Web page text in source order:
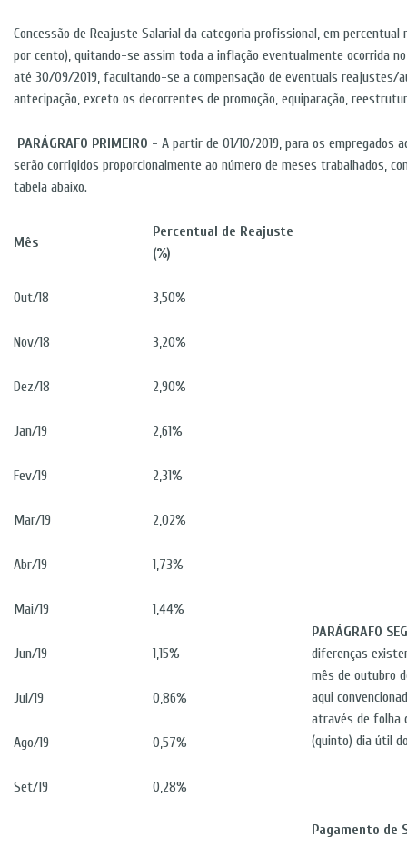
Concessão de Reajuste Salarial da categoria profissional, em
por cento), quitando-se assim toda a inflação eventualmente ocorrida
até 30/09/2019, facultando-se a compensação de eventuais reajustes/
antecipação, exceto os decorrentes de promoção, equiparação,
PARÁGRAFO PRIMEIRO - A partir de 01/10/2019, para os empregados
serão corrigidos proporcionalmente ao número de meses trabalhados,
tabela abaixo.
Mês
Percentual de Reajuste
(%)
Out/18 3,50%
Nov/18 3,20%
Dez/18 2,90%
Jan/19 2,61%
Fev/19 2,31%
Mar/19 2,02%
Abr/19 1,73%
Mai/19 1,44%
Jun/19 1,15%
Jul/19 0,86%
Ago/19 0,57%
Set/19 0,28%
PARÁGRAFO
diferenças
mês de outubro
aqui
através de folha
(quinto) dia útil
Pagamento de